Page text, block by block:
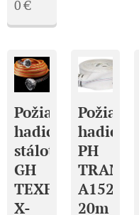
0€
Požiarna
hadica
stálotvará
GH
TEXFLEX
X-
Požiarna
hadica
PH
A152
20m